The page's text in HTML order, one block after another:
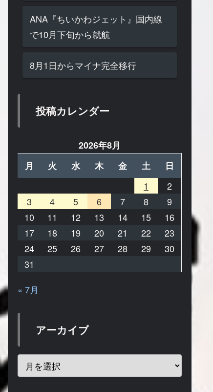
ANA『ちいかわジェット』国内線
で10月下旬から就航
8月1日からマイナ完全移行
投稿カレンダー
2026年8月
月
火 水 木 金 土
日
1
2
3
4 5 6 7 8
9
10
11 12 13 14 15
16
17
18 19 20 21 22
23
24
25 26 27 28 29
30
31
« 7月
アーカイブ